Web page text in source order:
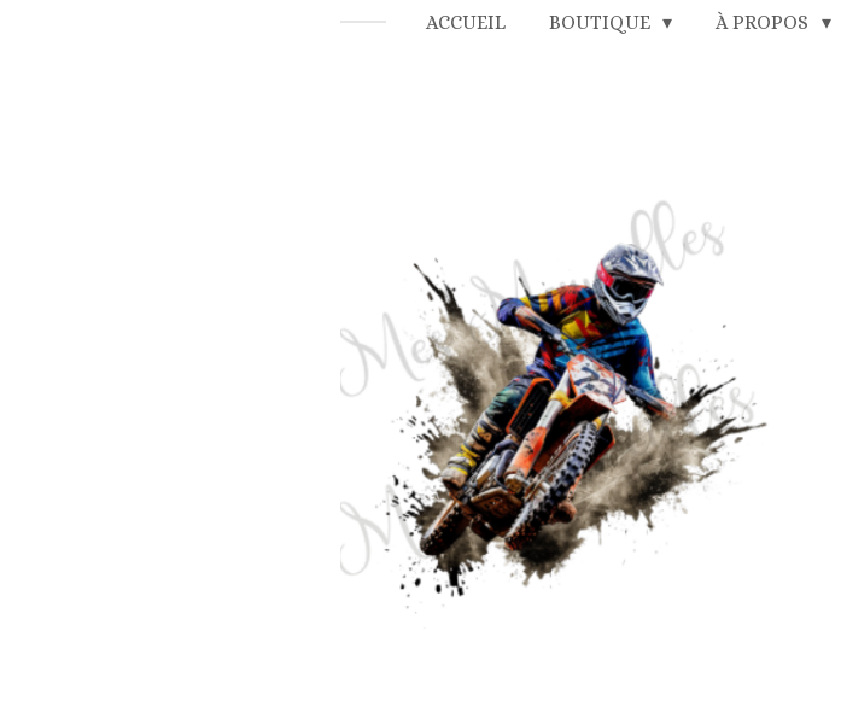
ACCUEIL BOUTIQUE À PROPOS